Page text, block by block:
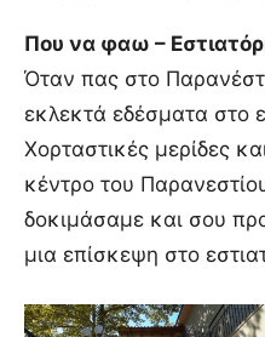
Που να φαω –
Όταν πας στο
εκλεκτά εδέσματα στο
Χορταστικές μερίδες
κέντρο του
δοκιμάσαμε και σου
μια επίσκεψη στο